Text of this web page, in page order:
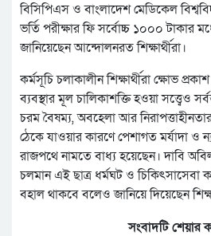
বিসিপিএস ও বাংলাদেশ মেডিকেল
ভর্তি পরীক্ষার ফি সর্বোচ্চ ১০০০ টাকার
জানিয়েছেন আন্দোলনরত শিক্ষার্থীরা।
কর্মসূচি চলাকালীন শিক্ষার্থীরা ক্ষোভ
ব্যবস্থার মূল চালিকাশক্তি হওয়া সত্ত্বেও
চরম বৈষম্য, অবহেলা আর
ঠেকে যাওয়ার কারণে পেশাগত মর্যাদা ও
রাজপথে নামতে বাধ্য হয়েছেন। দাবি
চলমান এই ছাত্র ধর্মঘট ও চিকিৎসাসেবা
বহাল থাকবে বলেও জানিয়ে দিয়েছেন
সংবাদটি শেয়ার